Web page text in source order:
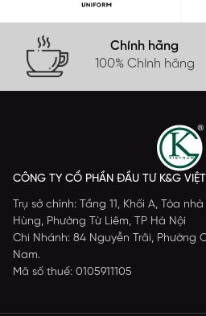
Chính hãng
100% Chính hãng
CÔNG TY CỔ PHẦN ĐẦU TƯ K&G
Trụ sở chính: Tầng 11, Khối A, Tòa
Hùng, Phường Từ Liêm, TP Hà Nội
Chi Nhánh: 84 Nguyễn Trãi, Phường
Nam.
Mã số thuế: 0105911105